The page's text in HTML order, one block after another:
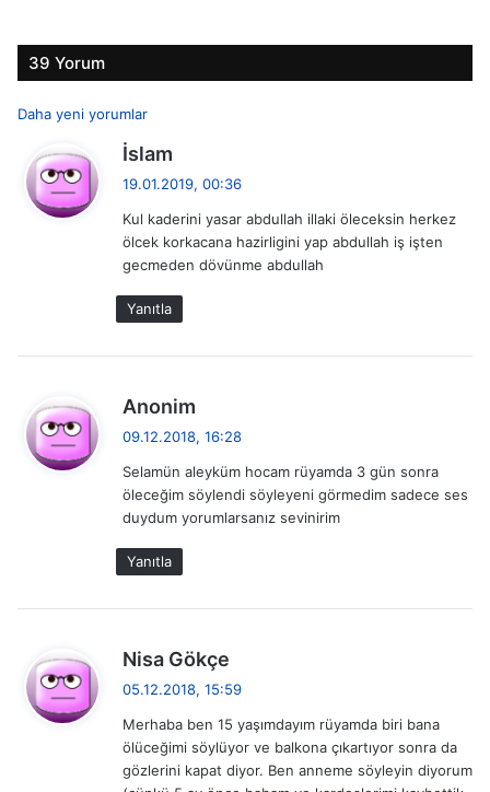
39 Yorum
Y
o
r
e
z
s
Daha yeni yorumlar
İslam
i
k
i
:
19.01.2019, 00:36
Kul kaderini yasar abdullah illaki öleceksin herkez
ölcek korkacana hazirligini yap abdullah iş işten
gecmeden dövünme abdullah
Yanıtla
Anonim
i
k
i
09.12.2018, 16:28
Selamün aleyküm hocam rüyamda 3 gün sonra
öleceğim söylendi söyleyeni görmedim sadece ses
duydum yorumlarsanız sevinirim
Yanıtla
Nisa Gökçe
i
k
i
05.12.2018, 15:59
Merhaba ben 15 yaşımdayım rüyamda biri bana
ölüceğimi söylüyor ve balkona çıkartıyor sonra da
gözlerini kapat diyor. Ben anneme söyleyin diyorum